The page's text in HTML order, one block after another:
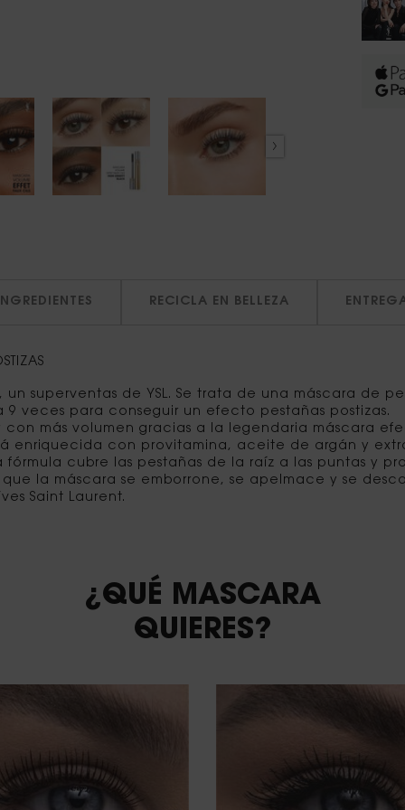
INGREDIENTES RECICLA EN BELLEZA
un superventas de YSL. Se trata de una máscara de
veces para conseguir un efecto pestañas postizas.
con más volumen gracias a la legendaria máscara
enriquecida con provitamina, aceite de argán y
fórmula cubre las pestañas de la raíz a las puntas y
que la máscara se emborrone, se apelmace y se
Saint Laurent.
¿QUÉ MASCARA
QUIERES?